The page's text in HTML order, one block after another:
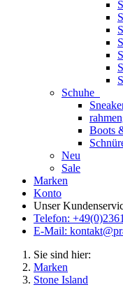
Schuhe
Boots
Neu
Sale
Marken
Konto
Unser
Telefon:
E-Mail:
Sie sind hier:
Marken
Stone Island